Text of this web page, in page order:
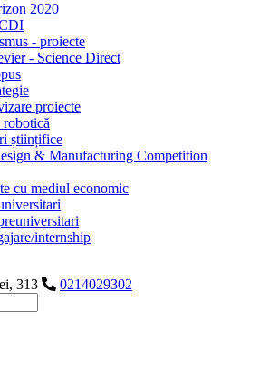
2020
- proiecte
- Science Direct
proiecte
robotică
științifice
& Manufacturing Competition
cu mediul economic
internship
313
0214029302